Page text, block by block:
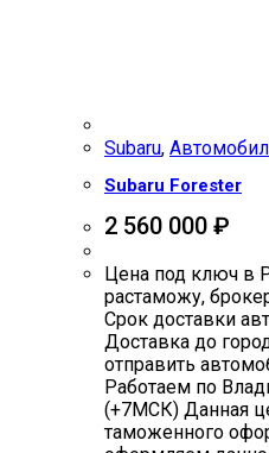
Subaru,
Subaru Forester
2 560 000 ₽
Цена под ключ в
растаможу,
Срок доставки
Доставка до
отправить
Работаем по
(+7МСК) Данная
таможенного